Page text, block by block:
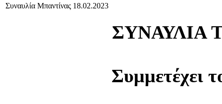
Συναυλία Μπαντίνας 18.02.2023
ΣΥΝΑΥΛΙΑ
Συμμετέχει